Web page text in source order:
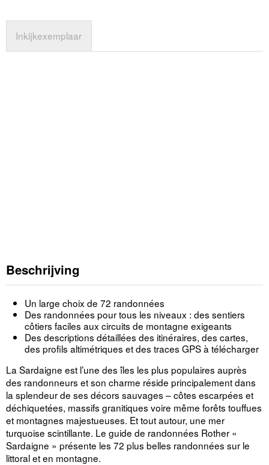
Inkijkexemplaar
Beschrijving
Un large choix de 72 randonnées
Des randonnées pour tous les niveaux : des sentiers
côtiers faciles aux circuits de montagne exigeants
Des descriptions détaillées des itinéraires, des cartes,
des profils altimétriques et des traces GPS à télécharger
La Sardaigne est l’une des îles les plus populaires auprès
des randonneurs et son charme réside principalement dans
la splendeur de ses décors sauvages – côtes escarpées et
déchiquetées, massifs granitiques voire même forêts touffues
et montagnes majestueuses. Et tout autour, une mer
turquoise scintillante. Le guide de randonnées Rother «
Sardaigne » présente les 72 plus belles randonnées sur le
littoral et en montagne.